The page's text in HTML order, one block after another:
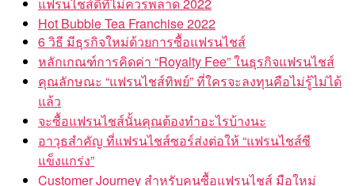
Hot Bubble Tea Franchise 2022
6 วิธี มีธุรกิจใหม่ด้วยการซื้อแฟรนไชส์
หลักเกณฑ์การคิดค่า “Royalty Fee” ในธุรกิจแฟรนไชส์
คุณลักษณะ “แฟรนไชส์ทิพย์” ที่ใครจะลงทุนคือไม่รู้ไม่ได้
แล้ว
จะซื้อแฟรนไชส์นั้นคุณต้องทำอะไรบ้างนะ
อาวุธสำคัญ ที่แฟรนไชส์ซอร์ส่งต่อให้ “แฟรนไชส์ซี
แข็งแกร่ง”
Customer Journey สำหรับคนซื้อแฟรนไชส์ มือใหม่